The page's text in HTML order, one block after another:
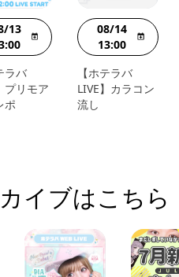
13
ラバ
プリモア
ポ
08/14
13:00
【ホテラバ
LIVE】カラコン
流し
イブはこちら